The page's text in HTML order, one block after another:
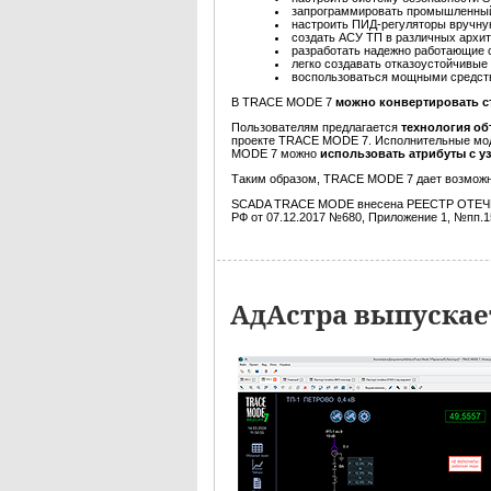
запрограммировать
настроить ПИД-регуляторы
создать АСУ ТП в различных
разработать надежно работающие
легко создавать
воспользоваться мощными
В TRACE MODE 7 можно конвертировать
Пользователям предлагается технология
проекте TRACE MODE 7. Исполнительные
MODE 7 можно использовать атрибуты с
Таким образом, TRACE MODE 7 дает
SCADA TRACE MODE внесена РЕЕСТР
РФ от 07.12.2017 №680, Приложение 1,
АдАстра